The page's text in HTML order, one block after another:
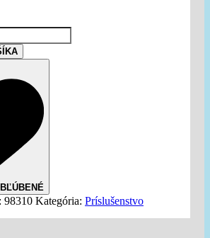
98310 Kategória: Príslušenstvo